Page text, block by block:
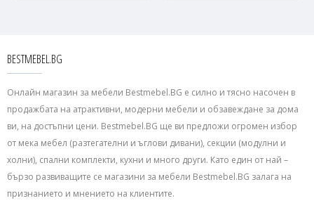
BESTMEBEL.BG
Онлайн магазин за мебели Bestmebel.BG е силно и тясно насочен в
продажбата на атрактивни, модерни мебели и обзавеждане за дома
ви, на достъпни цени. Bestmebel.BG ще ви предложи огромен избор
от мека мебел (разтегателни и ъглови дивани), секции (модулни и
холни), спални комплекти, кухни и много други. Като един от най –
бързо развиващите се магазини за мебели Bestmebel.BG залага на
признанието и мнението на клиентите.